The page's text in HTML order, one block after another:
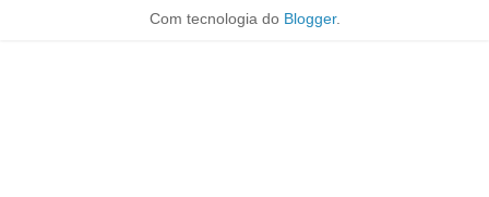
Com tecnologia do Blogger.